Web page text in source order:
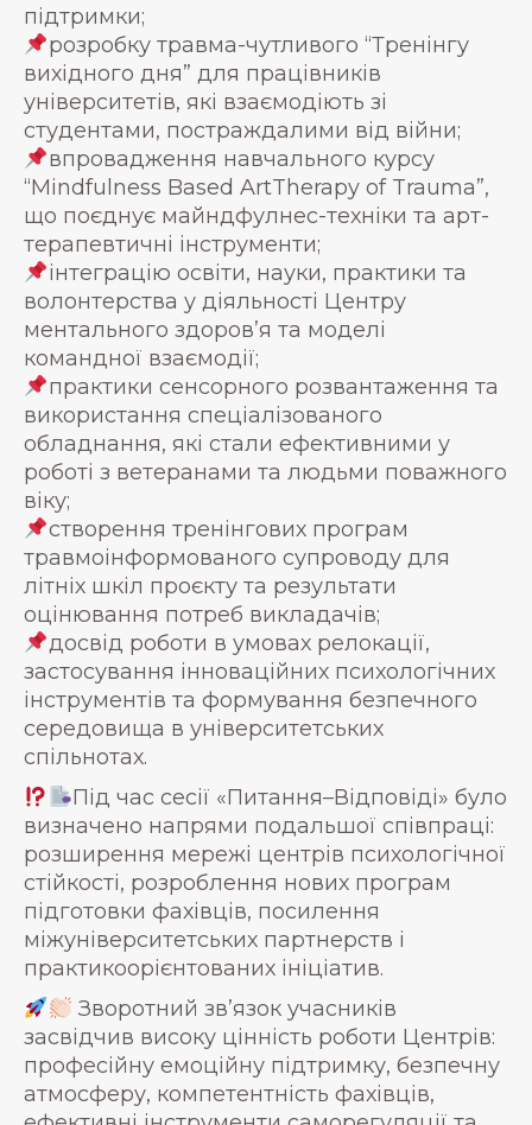
підтримки;
розробку травма-чутливого “Тренінгу
вихідного дня” для працівників
університетів, які взаємодіють зі
студентами, постраждалими від війни;
впровадження навчального курсу
“Mindfulness Based ArtTherapy of Trauma”,
що поєднує майндфулнес-техніки та арт-
терапевтичні інструменти;
інтеграцію освіти, науки, практики та
волонтерства у діяльності Центру
ментального здоров’я та моделі
командної взаємодії;
практики сенсорного розвантаження та
використання спеціалізованого
обладнання, які стали ефективними у
роботі з ветеранами та людьми поважного
віку;
створення тренінгових програм
травмоінформованого супроводу для
літніх шкіл проєкту та результати
оцінювання потреб викладачів;
досвід роботи в умовах релокації,
застосування інноваційних психологічних
інструментів та формування безпечного
середовища в університетських
спільнотах.
Під час сесії «Питання–Відповіді» було
визначено напрями подальшої співпраці:
розширення мережі центрів психологічної
стійкості, розроблення нових програм
підготовки фахівців, посилення
міжуніверситетських партнерств і
практикоорієнтованих ініціатив.
Зворотний зв’язок учасників
засвідчив високу цінність роботи Центрів:
професійну емоційну підтримку, безпечну
атмосферу, компетентність фахівців,